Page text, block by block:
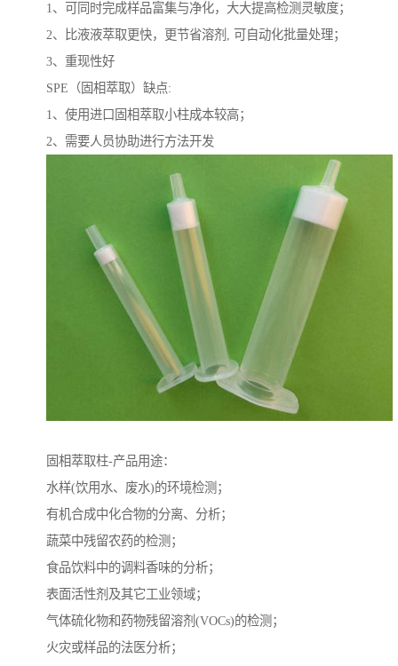
1、可同时完成样品富集与净化，大大提高检测灵敏度；
2、比液液萃取更快，更节省溶剂, 可自动化批量处理；
3、重现性好
SPE（固相萃取）缺点:
1、使用进口固相萃取小柱成本较高；
2、需要人员协助进行方法开发
固相萃取柱-产品用途：
水样(饮用水、废水)的环境检测；
有机合成中化合物的分离、分析；
蔬菜中残留农药的检测；
食品饮料中的调料香味的分析；
表面活性剂及其它工业领域；
气体硫化物和药物残留溶剂(VOCs)的检测；
火灾或样品的法医分析；